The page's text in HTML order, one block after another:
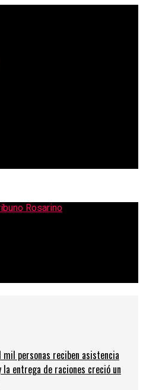
mil personas reciben asistencia
entrega de raciones creció un